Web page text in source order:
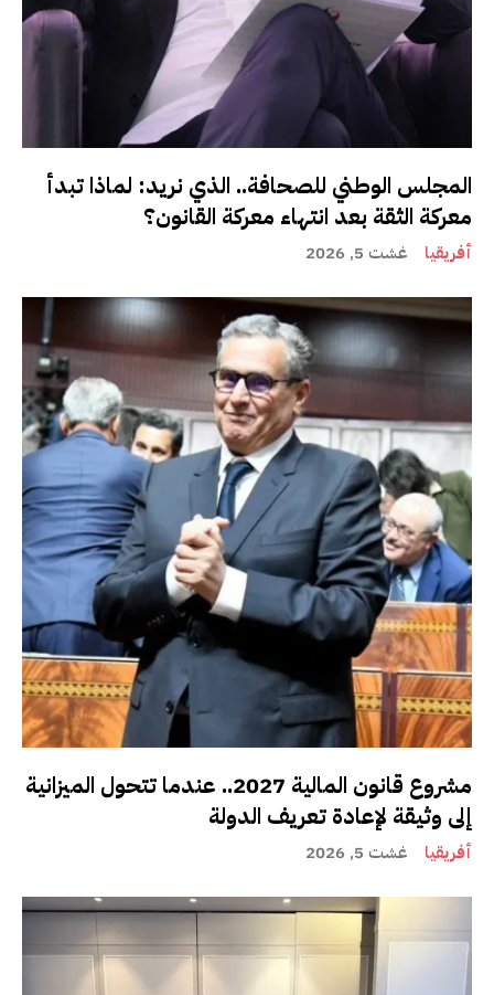
المجلس الوطني للصحافة.. الذي نريد: لماذا تبدأ
معركة الثقة بعد انتهاء معركة القانون؟
أفريقيا غشت 5, 2026
مشروع قانون المالية 2027.. عندما تتحول الميزانية
إلى وثيقة لإعادة تعريف الدولة
أفريقيا غشت 5, 2026